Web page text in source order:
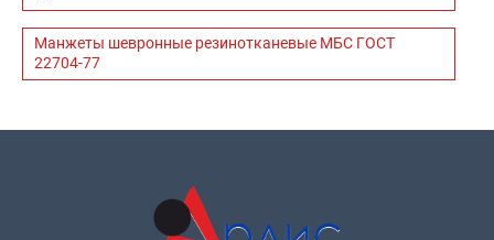
Манжеты шевронные резинотканевые МБС ГОСТ
22704-77